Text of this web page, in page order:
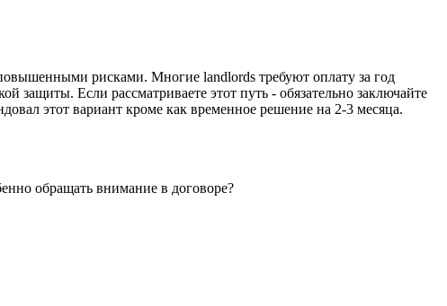
рисками. Многие landlords требуют оплату за год
защиты. Если рассматриваете этот путь - обязательно заключайте
этот вариант кроме как временное решение на 2-3 месяца.
обращать внимание в договоре?